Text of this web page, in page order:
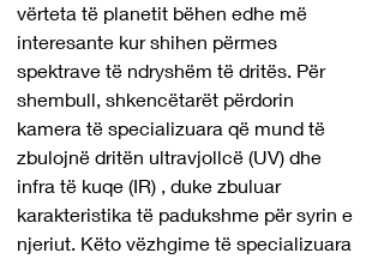
vërteta të planetit bëhen edhe më
interesante kur shihen përmes
spektrave të ndryshëm të dritës. Për
shembull, shkencëtarët përdorin
kamera të specializuara që mund të
zbulojnë dritën ultravjollcë (UV) dhe
infra të kuqe (IR) , duke zbuluar
karakteristika të padukshme për syrin e
njeriut. Këto vëzhgime të specializuara